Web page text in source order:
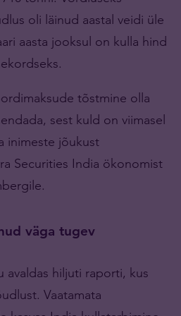
oli läinud aastal veidi üle
aasta jooksul on kulla hind
tõstmine olla
sest kuld on viimasel
inimeste jõukust
Securities India ökonomist
väga tugev
avaldas hiljuti raporti, kus
Vaatamata